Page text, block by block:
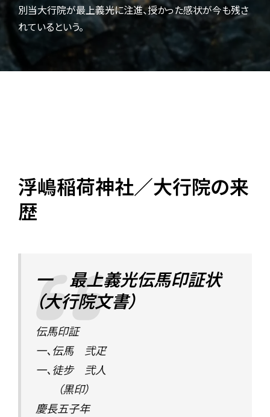
別当大行院が最上義光に注進、授かった感状が今も残さ
れているという。
浮嶋稲荷神社／大行院の来
歴
一 最上義光伝馬印証状
（大行院文書）
伝馬印証
一、伝馬 弐疋
一、徒步 弐人
（黒印）
慶長五子年